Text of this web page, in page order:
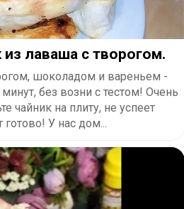
лаваша с творогом.
шоколадом и вареньем -
без возни с тестом! Очень
чайник на плиту, не успеет
У нас дом...